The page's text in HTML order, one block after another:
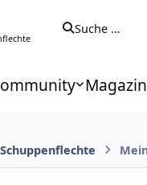
Suche …
Magazin